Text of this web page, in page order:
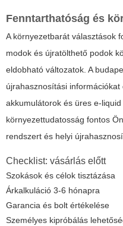
Fenntarthatóság és
A környezetbarát választások
modok és újratölthető podok
eldobható változatok. A
újrahasznosítási
akkumulátorok és üres e-
környezettudatosság fontos
rendszert és helyi
Checklist: vásárlás előtt
Szokások és célok tisztázása
Árkalkuláció 3-6 hónapra
Garancia és bolt értékelése
Személyes kipróbálás